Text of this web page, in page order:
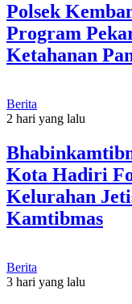
Polsek
Program
Ketahanan
Berita
2 hari yang lalu
Kota Hadiri
Kelurahan
Kamtibmas
Berita
3 hari yang lalu